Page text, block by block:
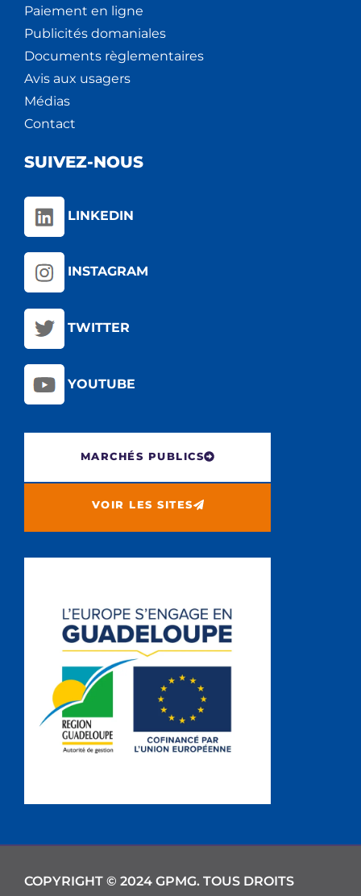
Paiement en ligne
Publicités domaniales
Documents règlementaires
Avis aux usagers
Médias
Contact
SUIVEZ-NOUS
LINKEDIN
INSTAGRAM
TWITTER
YOUTUBE
MARCHÉS PUBLICS
VOIR LES SITES
COPYRIGHT © 2024 GPMG. TOUS DROITS